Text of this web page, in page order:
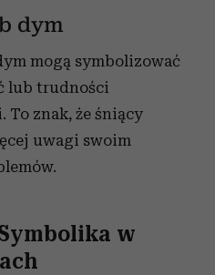
dym
mogą symbolizować
lub trudności
znak, że śniący
uwagi swoim
w